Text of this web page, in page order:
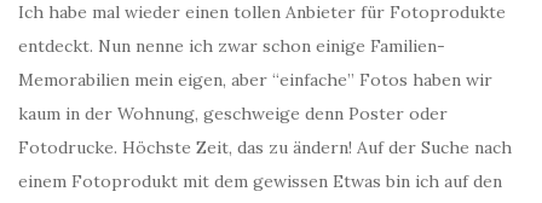
Ich habe mal wieder einen tollen Anbieter für Fotoprodukte
entdeckt. Nun nenne ich zwar schon einige Familien-
Memorabilien mein eigen, aber “einfache” Fotos haben wir
kaum in der Wohnung, geschweige denn Poster oder
Fotodrucke. Höchste Zeit, das zu ändern! Auf der Suche nach
einem Fotoprodukt mit dem gewissen Etwas bin ich auf den